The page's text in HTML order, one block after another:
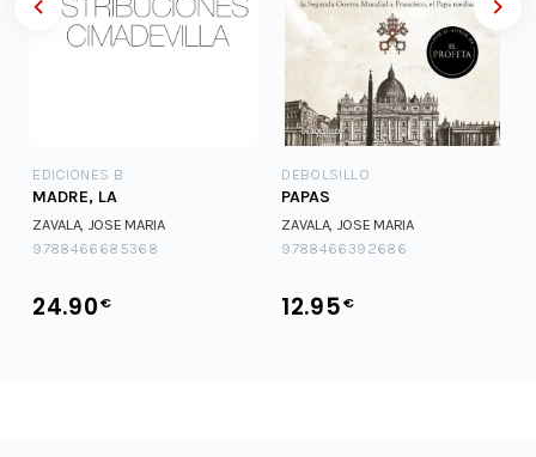
EDICIONES B
MADRE, LA
ZAVALA, JOSE MARIA
9788466685368
24.90€
DEBOLS!LLO
PAPAS
ZAVALA, JOSE MARIA
9788466392686
12.95€